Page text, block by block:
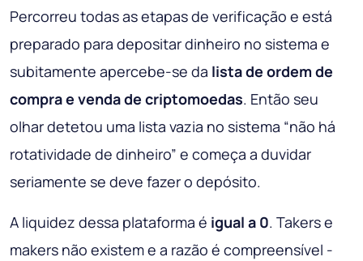
Percorreu todas as etapas de verificação e está
preparado para depositar dinheiro no sistema e
subitamente apercebe-se da lista de ordem de
compra e venda de criptomoedas. Então seu
olhar detetou uma lista vazia no sistema “não há
rotatividade de dinheiro” e começa a duvidar
seriamente se deve fazer o depósito.
A liquidez dessa plataforma é igual a 0. Takers e
makers não existem e a razão é compreensível -